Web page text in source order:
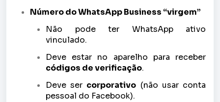
Número do WhatsApp Business “virgem”
Não pode ter WhatsApp ativo
vinculado.
Deve estar no aparelho para receber
códigos de verificação.
Deve ser corporativo (não usar conta
pessoal do Facebook).